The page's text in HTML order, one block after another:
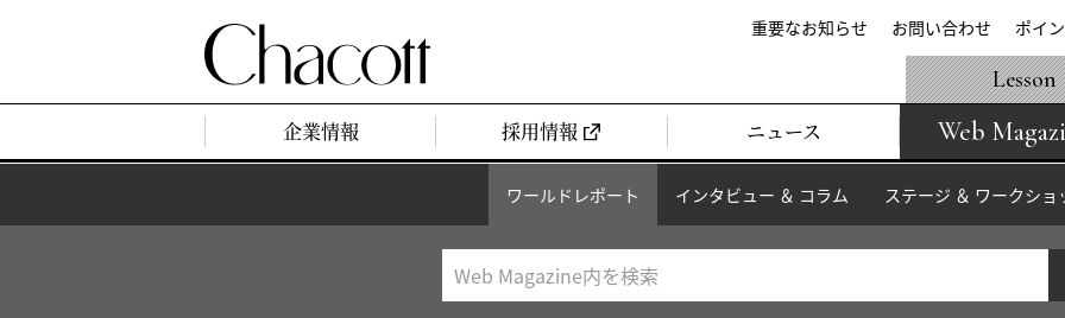
重要なお知らせ お問い合わせ ポイ
企業情報 採用情報 ニュース Web
Lesson
ワールドレポート インタビュー ＆ コラム ステージ ＆ ワークショ